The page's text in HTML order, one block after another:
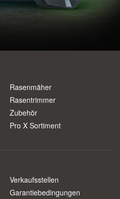
Rasenmäher
Rasentrimmer
Zubehör
Pro X Sortiment
Verkaufsstellen
Garantiebedingungen